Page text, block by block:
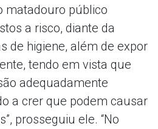
matadouro público
a risco, diante da
de higiene, além de expor
tendo em vista que
adequadamente
a crer que podem causar
prosseguiu ele. “No